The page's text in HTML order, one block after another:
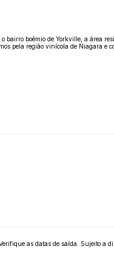
boêmio de Yorkville, a
região vinícola de Niagara e
as datas de saída. Sujeito a